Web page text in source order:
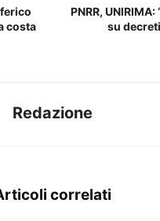
costa
PNRR, UNIRIMA:
su
Redazione
correlati